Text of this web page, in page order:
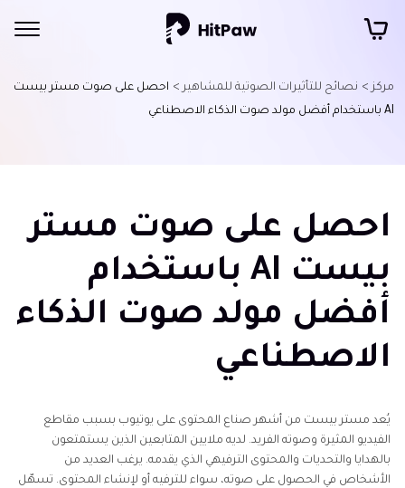
مركز > نصائح للتأثيرات الصوتية للمشاهير > احصل على صوت مستر بيست
AI باستخدام أفضل مولد صوت الذكاء الاصطناعي
احصل على صوت مستر
بيست AI باستخدام
أفضل مولد صوت الذكاء
الاصطناعي
يُعد مستر بيست من أشهر صناع المحتوى على يوتيوب بسبب مقاطع
الفيديو المثيرة وصوته الفريد. لديه ملايين المتابعين الذين يستمتعون
بالهدايا والتحديات والمحتوى الترفيهي الذي يقدمه. يرغب العديد من
الأشخاص في الحصول على صوته، سواء للترفيه أو لإنشاء المحتوى. تسهّل